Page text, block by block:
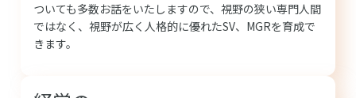
ついても多数お話をいたしますので、視野の狭い専門人間
ではなく、視野が広く人格的に優れたSV、MGRを育成で
きます。